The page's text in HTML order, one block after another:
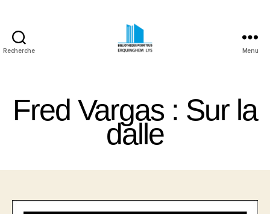
Recherche
Erquinghem
Lys
Menu
Fred Vargas : Sur la
dalle